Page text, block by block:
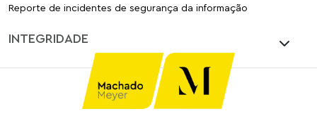
Reporte de incidentes de segurança da informação
INTEGRIDADE